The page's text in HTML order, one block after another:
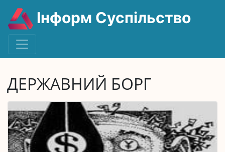
Інформ Суспільство
ДЕРЖАВНИЙ БОРГ